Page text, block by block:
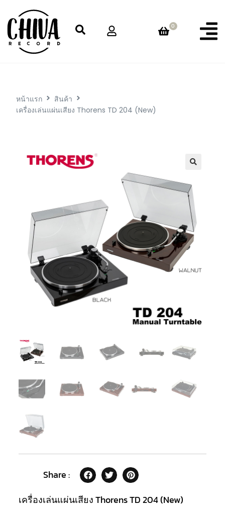
0
หน้าแรก
สินค้า
เครื่องเล่นแผ่นเสียง Thorens TD 204 (New)
Share :
เครื่องเล่นแผ่นเสียง Thorens TD 204 (New)